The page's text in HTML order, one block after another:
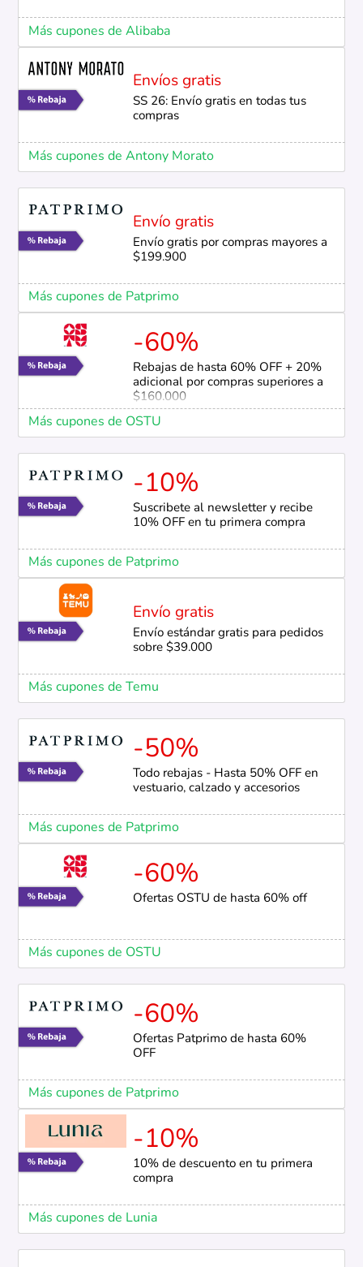
Más cupones de Alibaba
Envíos gratis
SS 26: Envío gratis en todas tus
compras
Más cupones de Antony Morato
Envío gratis
Envío gratis por compras mayores a
$199.900
Más cupones de Patprimo
-60%
Rebajas de hasta 60% OFF + 20%
adicional por compras superiores a
$160.000
Más cupones de OSTU
-10%
Suscribete al newsletter y recibe
10% OFF en tu primera compra
Más cupones de Patprimo
Envío gratis
Envío estándar gratis para pedidos
sobre $39.000
Más cupones de Temu
-50%
Todo rebajas - Hasta 50% OFF en
vestuario, calzado y accesorios
Más cupones de Patprimo
-60%
Ofertas OSTU de hasta 60% off
Más cupones de OSTU
-60%
Ofertas Patprimo de hasta 60%
OFF
Más cupones de Patprimo
-10%
10% de descuento en tu primera
compra
Más cupones de Lunia